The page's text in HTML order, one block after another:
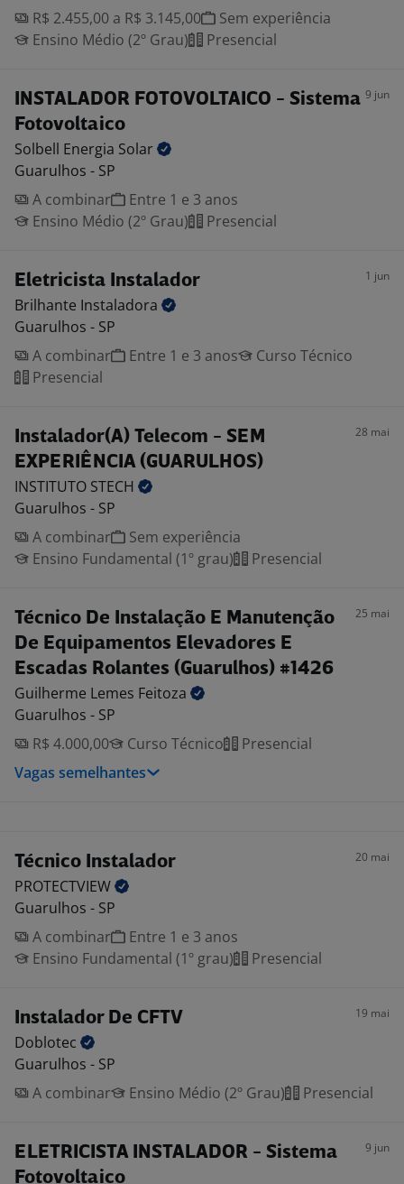
R$ 2.455,00 a R$ 3.145,00
Sem experiência
Ensino Médio (2º Grau)
Presencial
INSTALADOR FOTOVOLTAICO - Sistema
Fotovoltaico
9 jun
Solbell Energia Solar
Guarulhos - SP
A combinar
Entre 1 e 3 anos
Ensino Médio (2º Grau)
Presencial
Eletricista Instalador 1 jun
Brilhante Instaladora
Guarulhos - SP
A combinar
Entre 1 e 3 anos
Curso Técnico
Presencial
Instalador(A) Telecom - SEM
EXPERIÊNCIA (GUARULHOS)
28 mai
INSTITUTO STECH
Guarulhos - SP
A combinar
Sem experiência
Ensino Fundamental (1º grau)
Presencial
Técnico De Instalação E Manutenção
De Equipamentos Elevadores E
Escadas Rolantes (Guarulhos) #1426
25 mai
Guilherme Lemes Feitoza
Guarulhos - SP
R$ 4.000,00
Curso Técnico
Presencial
Vagas semelhantes
Técnico Instalador 20 mai
PROTECTVIEW
Guarulhos - SP
A combinar
Entre 1 e 3 anos
Ensino Fundamental (1º grau)
Presencial
Instalador De CFTV 19 mai
Doblotec
Guarulhos - SP
A combinar
Ensino Médio (2º Grau) Presencial
ELETRICISTA INSTALADOR - Sistema
Fotovoltaico
9 jun